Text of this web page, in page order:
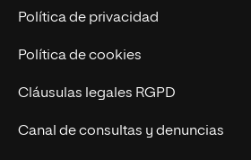
Contáctanos
Política de privacidad
Política de cookies
Cláusulas legales RGPD
Canal de consultas y denuncias